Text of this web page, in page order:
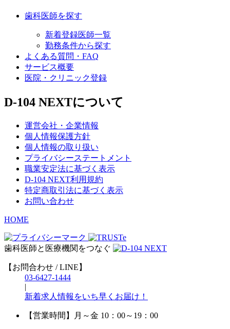
歯科医師を探す
新着登録医師一覧
勤務条件から探す
よくある質問・FAQ
サービス概要
医院・クリニック登録
D-104 NEXTについて
運営会社・企業情報
個人情報保護方針
個人情報の取り扱い
プライバシーステートメント
職業安定法に基づく表示
D-104 NEXT利用規約
特定商取引法に基づく表示
お問い合わせ
HOME
歯科医師と医療機関をつなぐ
【お問合わせ / LINE】
03-6427-1444
|
新着求人情報をいち早くお届け！
【営業時間】 月～金 10：00～19：00